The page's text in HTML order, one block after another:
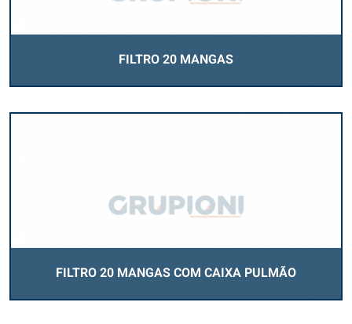
FILTRO 20 MANGAS
FILTRO 20 MANGAS COM CAIXA PULMÃO